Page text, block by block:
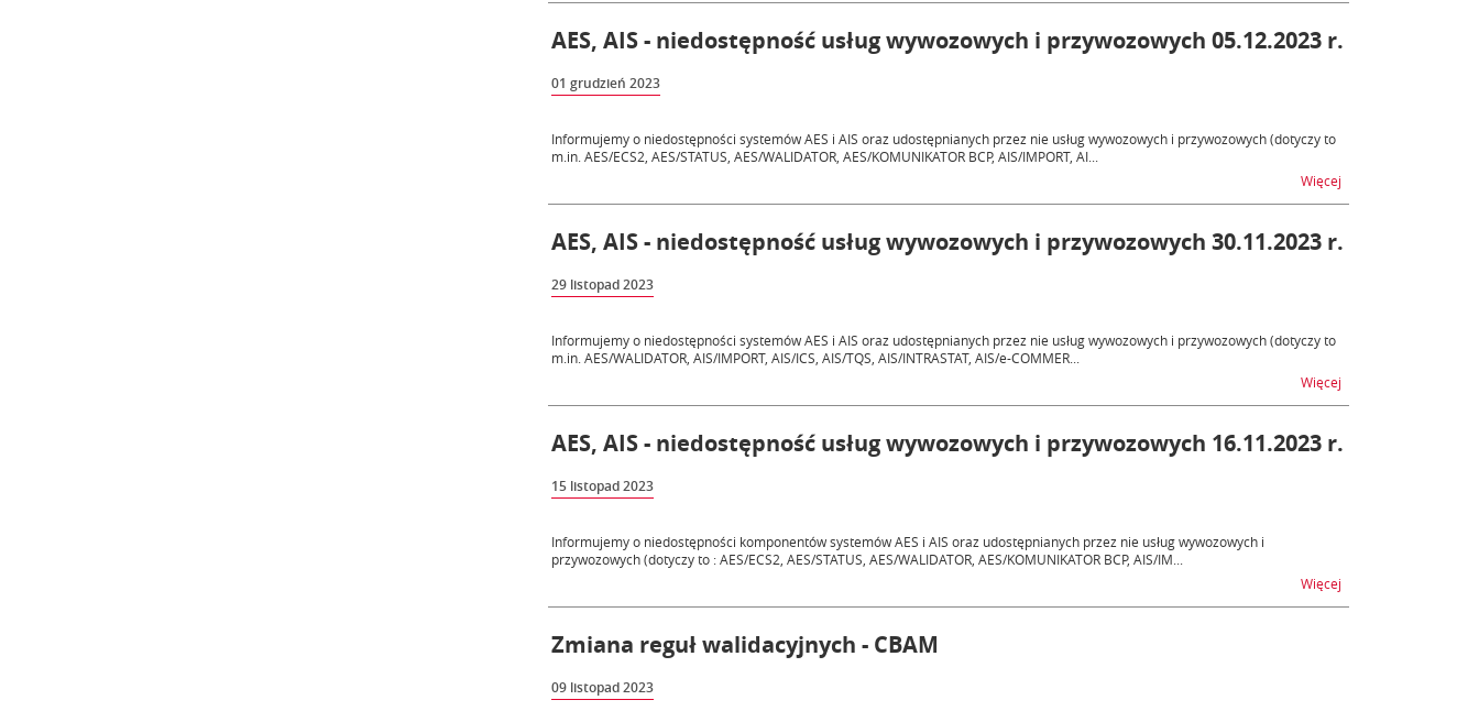
AES, AIS - niedostępność usług wywozowych i przywozowych 05.12.2023 r.
01 grudzień 2023
Informujemy o niedostępności systemów AES i AIS oraz udostępnianych przez nie usług wywozowych i przywozowych (dotyczy to
m.in. AES/ECS2, AES/STATUS, AES/WALIDATOR, AES/KOMUNIKATOR BCP, AIS/IMPORT, AI...
Więcej
AES, AIS - niedostępność usług wywozowych i przywozowych 30.11.2023 r.
29 listopad 2023
Informujemy o niedostępności systemów AES i AIS oraz udostępnianych przez nie usług wywozowych i przywozowych (dotyczy to
m.in. AES/WALIDATOR, AIS/IMPORT, AIS/ICS, AIS/TQS, AIS/INTRASTAT, AIS/e-COMMER...
Więcej
AES, AIS - niedostępność usług wywozowych i przywozowych 16.11.2023 r.
15 listopad 2023
Informujemy o niedostępności komponentów systemów AES i AIS oraz udostępnianych przez nie usług wywozowych i
przywozowych (dotyczy to : AES/ECS2, AES/STATUS, AES/WALIDATOR, AES/KOMUNIKATOR BCP, AIS/IM...
Więcej
Zmiana reguł walidacyjnych - CBAM
09 listopad 2023